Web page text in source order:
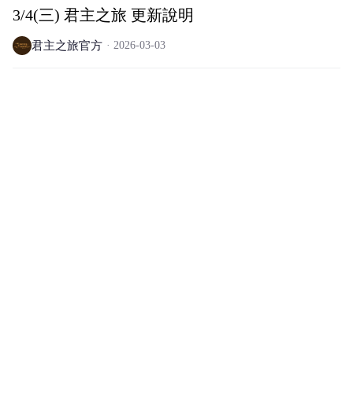
3/4(三) 君主之旅 更新說明
君主之旅官方 2026-03-03